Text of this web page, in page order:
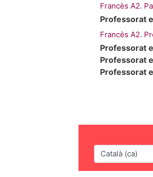
Francès A2.
Professorat
Francès A2.
Professorat
Professorat
Professorat
Idioma